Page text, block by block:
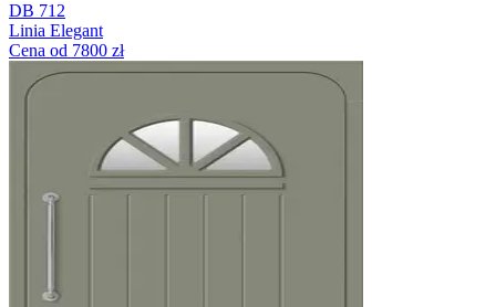
DB 712
Linia Elegant
Cena od 7800 zł